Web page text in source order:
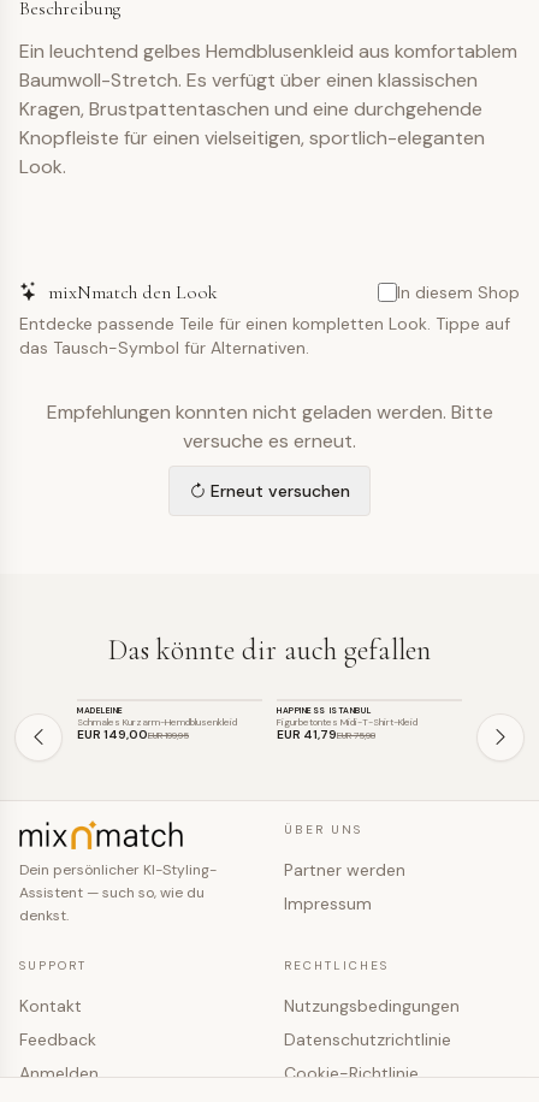
Beschreibung
Ein leuchtend gelbes Hemdblusenkleid aus komfortablem
Baumwoll-Stretch. Es verfügt über einen klassischen
Kragen, Brustpattentaschen und eine durchgehende
Knopfleiste für einen vielseitigen, sportlich-eleganten
Look.
mixNmatch den Look
In diesem Shop
Entdecke passende Teile für einen kompletten Look. Tippe auf
das Tausch-Symbol für Alternativen.
Empfehlungen konnten nicht geladen werden. Bitte
versuche es erneut.
Erneut versuchen
Das könnte dir auch gefallen
SALE
MADELEINE
Schmales Kurzarm-Hemdblusenkleid
EUR 149,00EUR 199,95
SALE
HAPPINESS ISTANBUL
Figurbetontes Midi-T-Shirt-Kleid
EUR 41,79EUR 75,98
SALE
EUR 80
Dein persönlicher KI-Styling-
Assistent — such so, wie du
denkst.
ÜBER UNS
Partner werden
Impressum
SUPPORT
Kontakt
Feedback
Anmelden
RECHTLICHES
Nutzungsbedingungen
Datenschutzrichtlinie
Cookie-Richtlinie